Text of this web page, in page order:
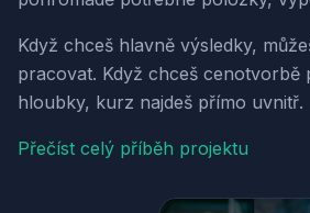
Když chceš hlavně výsledky,
pracovat. Když chceš cenotvorbě
hloubky, kurz najdeš přímo uvnitř.
Přečíst celý příběh projektu